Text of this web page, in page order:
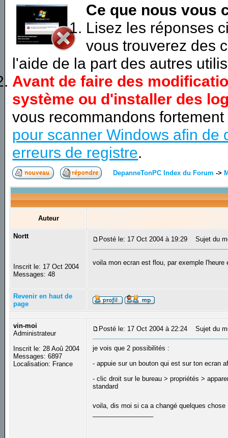
Ce que nous vous
Lisez les réponses
vous trouverez des
l'aide de la part des autres
Avant de faire des
système ou d'installer des
vous recommandons
pour scanner Windows afin de
erreurs de registre.
DepanneTonPC Index du Forum ->
Auteur
Nortt
Inscrit le: 17 Oct 2004
Messages: 48
Posté le: 17 Oct 2004 à 19:29 Sujet du
voila mon ecran est flou, par exemple
Revenir en haut de
page
vin-moi
Administrateur
Inscrit le: 28 Aoû 2004
Messages: 6897
Localisation: France
Posté le: 17 Oct 2004 à 22:24 Sujet du
je vois que 2 possibilités :
- appuie sur un bouton qui est sur ton ecran
- clic droit sur le bureau > propriétés >
standard
voila, dis moi si ca a changé quelques